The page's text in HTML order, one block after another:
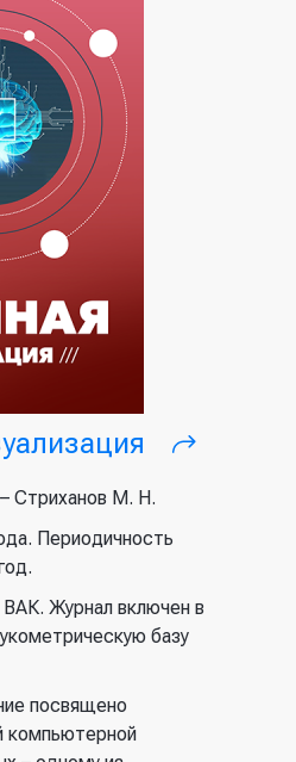
Стриханов М. Н.
Периодичность
Журнал включен в
базу
посвящено
компьютерной